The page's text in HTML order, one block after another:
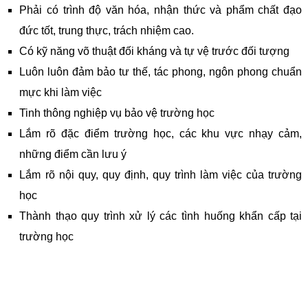
Phải có trình độ văn hóa, nhận thức và phẩm chất đạo
đức tốt, trung thực, trách nhiệm cao.
Có kỹ năng võ thuật đối kháng và tự vệ trước đối tượng
Luôn luôn đảm bảo tư thế, tác phong, ngôn phong chuẩn
mực khi làm việc
Tinh thông nghiệp vụ bảo vệ trường học
Lắm rõ đặc điểm trường học, các khu vực nhạy cảm,
những điểm cần lưu ý
Lắm rõ nội quy, quy định, quy trình làm việc của trường
học
Thành thạo quy trình xử lý các tình huống khẩn cấp tại
trường học